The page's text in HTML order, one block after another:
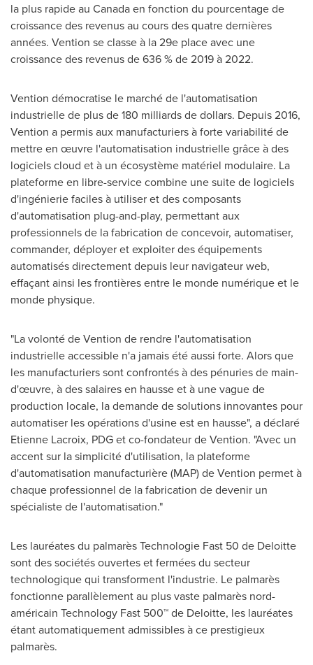
la plus rapide au Canada en fonction du pourcentage de
croissance des revenus au cours des quatre dernières
années. Vention se classe à la 29e place avec une
croissance des revenus de 636 % de 2019 à 2022.
Vention démocratise le marché de l'automatisation
industrielle de plus de 180 milliards de dollars. Depuis 2016,
Vention a permis aux manufacturiers à forte variabilité de
mettre en œuvre l'automatisation industrielle grâce à des
logiciels cloud et à un écosystème matériel modulaire. La
plateforme en libre-service combine une suite de logiciels
d'ingénierie faciles à utiliser et des composants
d'automatisation plug-and-play, permettant aux
professionnels de la fabrication de concevoir, automatiser,
commander, déployer et exploiter des équipements
automatisés directement depuis leur navigateur web,
effaçant ainsi les frontières entre le monde numérique et le
monde physique.
"La volonté de Vention de rendre l'automatisation
industrielle accessible n'a jamais été aussi forte. Alors que
les manufacturiers sont confrontés à des pénuries de main-
d'œuvre, à des salaires en hausse et à une vague de
production locale, la demande de solutions innovantes pour
automatiser les opérations d'usine est en hausse", a déclaré
Etienne Lacroix, PDG et co-fondateur de Vention. "Avec un
accent sur la simplicité d'utilisation, la plateforme
d'automatisation manufacturière (MAP) de Vention permet à
chaque professionnel de la fabrication de devenir un
spécialiste de l'automatisation."
Les lauréates du palmarès Technologie Fast 50 de Deloitte
sont des sociétés ouvertes et fermées du secteur
technologique qui transforment l'industrie. Le palmarès
fonctionne parallèlement au plus vaste palmarès nord-
américain Technology Fast 500™ de Deloitte, les lauréates
étant automatiquement admissibles à ce prestigieux
palmarès.